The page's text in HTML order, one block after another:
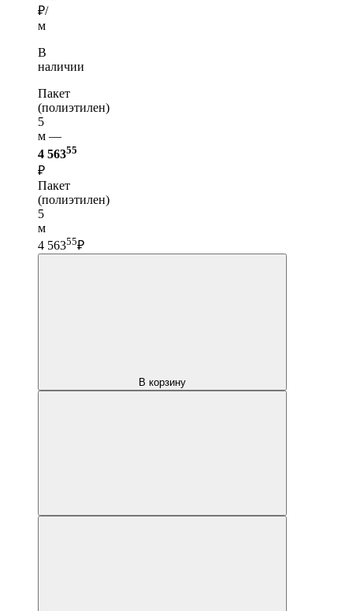
₽/
м
В
наличии
Пакет
(полиэтилен)
5
м —
4 56355
₽
Пакет
(полиэтилен)
5
м
4 56355₽
В корзину